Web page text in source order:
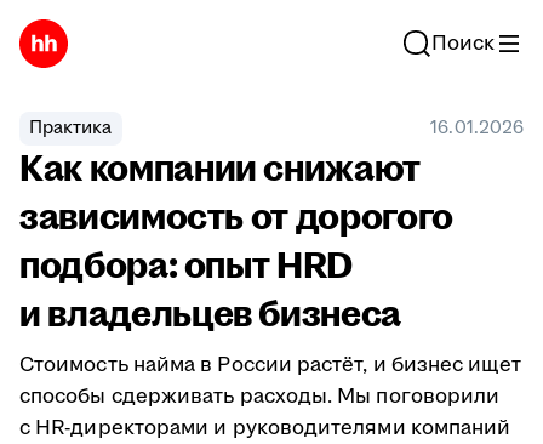
Поиск
Практика 16.01.2026
Как компании снижают
зависимость от дорогого
подбора: опыт HRD
и владельцев бизнеса
Стоимость найма в России растёт, и бизнес ищет
способы сдерживать расходы. Мы поговорили
с HR-директорами и руководителями компаний